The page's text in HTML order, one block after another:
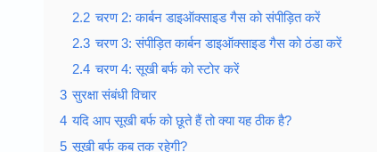
2.2 चरण 2: कार्बन डाइऑक्साइड गैस को संपीड़ित करें
2.3 चरण 3: संपीड़ित कार्बन डाइऑक्साइड गैस को ठंडा करें
2.4 चरण 4: सूखी बर्फ को स्टोर करें
3 सुरक्षा संबंधी विचार
4 यदि आप सूखी बर्फ को छूते हैं तो क्या यह ठीक है?
5 सूखी बर्फ कब तक रहेगी?